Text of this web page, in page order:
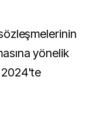
yönelik
2024'te